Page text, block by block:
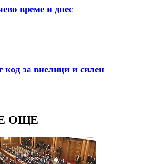
време и днес
за виелици и силен
ОЩЕ